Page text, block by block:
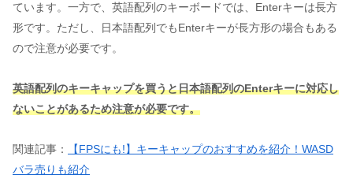
ています。一方で、英語配列のキーボードでは、Enterキーは長方
形です。ただし、日本語配列でもEnterキーが長方形の場合もある
ので注意が必要です。
英語配列のキーキャップを買うと日本語配列のEnterキーに対応し
ないことがあるため注意が必要です。
関連記事：
【FPSにも!】キーキャップのおすすめを紹介！WASD
バラ売りも紹介